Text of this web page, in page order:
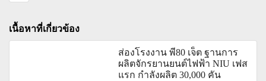
เนื้อหาที่เกี่ยวข้อง
ส่องโรงงาน พี80 เจ็ต ฐานการ
ผลิตจักรยานยนต์ไฟฟ้า NIU เฟส
แรก กำลังผลิต 30,000 คัน